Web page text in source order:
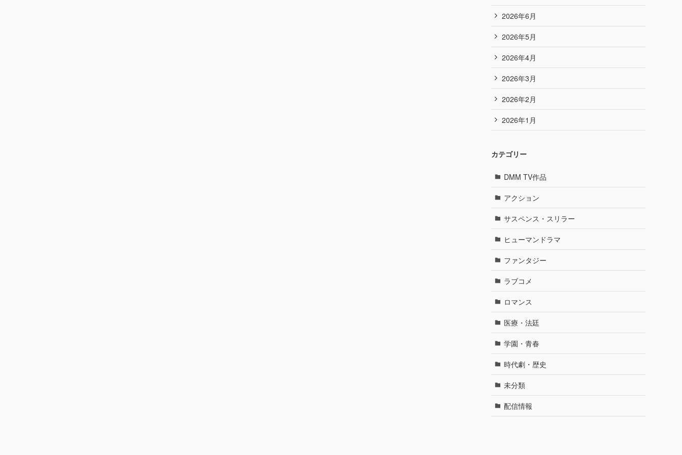
2026年6月
2026年5月
2026年4月
2026年3月
2026年2月
2026年1月
カテゴリー
DMM TV作品
アクション
サスペンス・スリラー
ヒューマンドラマ
ファンタジー
ラブコメ
ロマンス
医療・法廷
学園・青春
時代劇・歴史
未分類
配信情報